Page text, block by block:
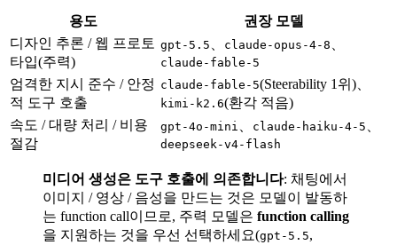
용도
권장 모델
디자인 추론 / 웹 프로토
타입(주력)
gpt-5.5 、 claude-opus-4-8 、
claude-fable-5
엄격한 지시 준수 / 안정
적 도구 호출
claude-fable-5(Steerability 1위)、
kimi-k2.6(환각 적음)
속도 / 대량 처리 / 비용
절감
gpt-4o-mini 、 claude-haiku-4-5 、
deepseek-v4-flash
미디어 생성은 도구 호출에 의존합니다: 채팅에서
이미지 / 영상 / 음성을 만드는 것은 모델이 발동하
는 function call이므로, 주력 모델은 function calling
을 지원하는 것을 우선 선택하세요(gpt-5.5,